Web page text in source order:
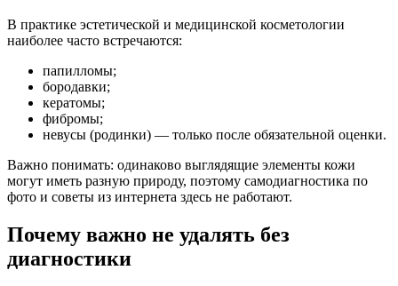
В практике эстетической и медицинской косметологии
наиболее часто встречаются:
папилломы;
бородавки;
кератомы;
фибромы;
невусы (родинки) — только после обязательной оценки.
Важно понимать: одинаково выглядящие элементы кожи
могут иметь разную природу, поэтому самодиагностика по
фото и советы из интернета здесь не работают.
Почему важно не удалять без
диагностики